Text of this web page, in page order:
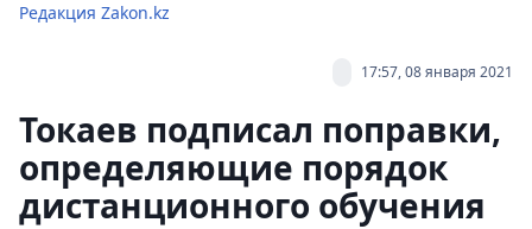
Редакция Zakon.kz
17:57, 08 января 2021
Токаев подписал поправки,
определяющие порядок
дистанционного обучения